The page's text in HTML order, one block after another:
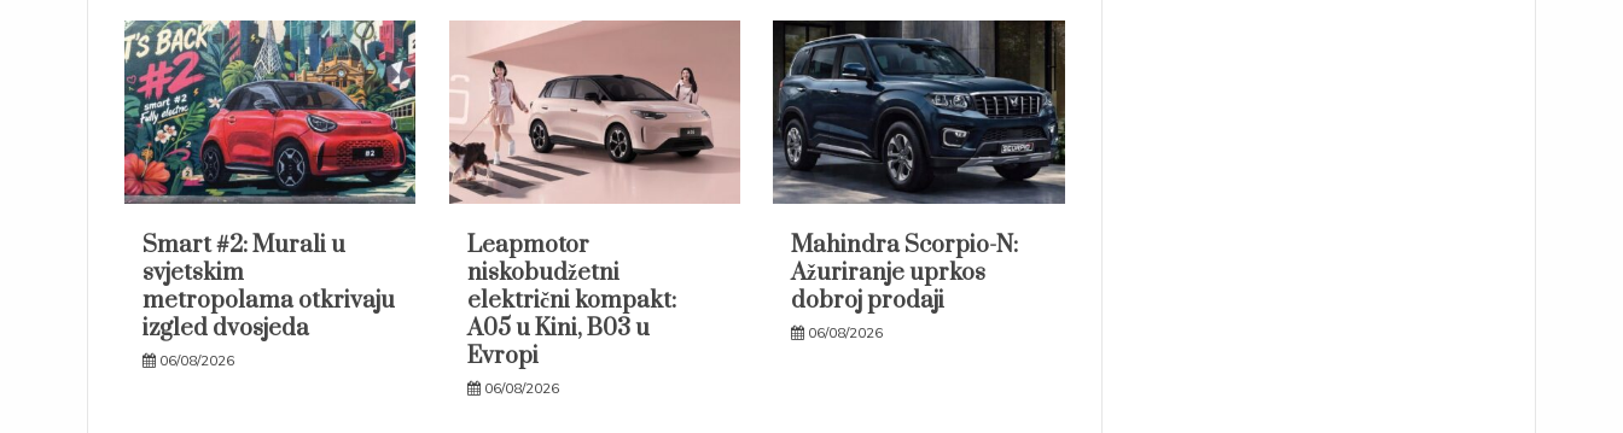
Smart #2: Murali u
svjetskim
metropolama otkrivaju
izgled dvosjeda
06/08/2026
Leapmotor
niskobudžetni
električni kompakt:
A05 u Kini, B03 u
Evropi
06/08/2026
Mahindra Scorpio-N:
Ažuriranje uprkos
dobroj prodaji
06/08/2026